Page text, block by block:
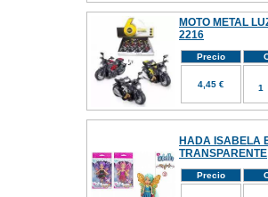
MOTO METAL
2216
Precio
4,45 €
HADA ISABELA
TRANSPARENTE
Precio